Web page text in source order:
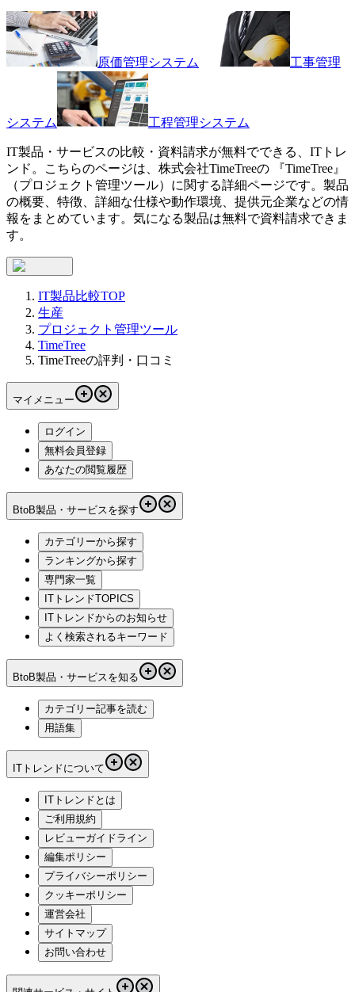
原価管理システム 工事管理
システム 工程管理システム
IT製品・サービスの比較・資料請求が無料でできる、ITトレ
ンド。こちらのページは、 株式会社TimeTreeの 『TimeTree 』
（プロジェクト管理ツール）に関する詳細ページです。製品
の概要、特徴、詳細な仕様や動作環境、提供元企業などの情
報をまとめています。気になる製品は無料で資料請求できま
す。
IT製品比較TOP
生産
プロジェクト管理ツール
TimeTree
TimeTreeの評判・口コミ
マイメニュー
ログイン
無料会員登録
あなたの閲覧履歴
BtoB製品・サービスを探す
カテゴリーから探す
ランキングから探す
専門家一覧
ITトレンドTOPICS
ITトレンドからのお知らせ
よく検索されるキーワード
BtoB製品・サービスを知る
カテゴリー記事を読む
用語集
ITトレンドについて
ITトレンドとは
ご利用規約
レビューガイドライン
編集ポリシー
プライバシーポリシー
クッキーポリシー
運営会社
サイトマップ
お問い合わせ